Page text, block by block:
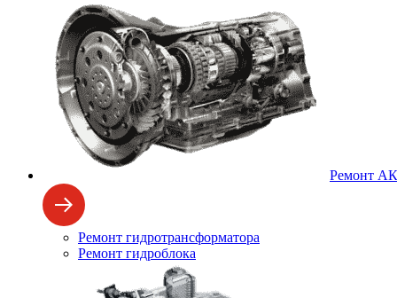
Ремонт
Ремонт гидротрансформатора
Ремонт гидроблока